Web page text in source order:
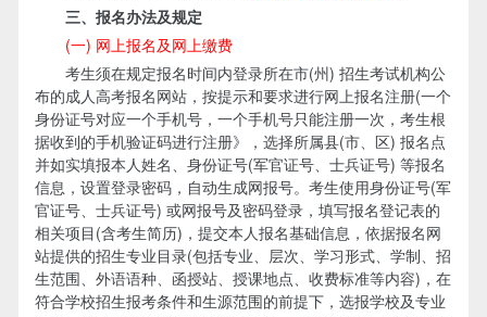
三、报名办法及规定
(一) 网上报名及网上缴费
考生须在规定报名时间内登录所在市(州) 招生考试机构公
布的成人高考报名网站，按提示和要求进行网上报名注册(一个
身份证号对应一个手机号，一个手机号只能注册一次，考生根
据收到的手机验证码进行注册》，选择所属县(市、区) 报名点
并如实填报本人姓名、身份证号(军官证号、士兵证号) 等报名
信息，设置登录密码，自动生成网报号。考生使用身份证号(军
官证号、士兵证号) 或网报号及密码登录，填写报名登记表的
相关项目(含考生简历)，提交本人报名基础信息，依据报名网
站提供的招生专业目录(包括专业、层次、学习形式、学制、招
生范围、外语语种、函授站、授课地点、收费标准等内容)，在
符合学校招生报考条件和生源范围的前提下，选报学校及专业